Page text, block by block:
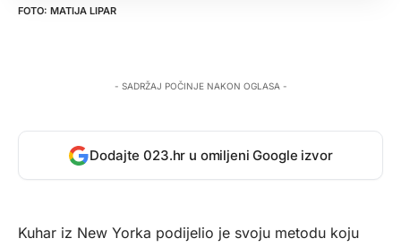
MATIJA LIPAR
- SADRŽAJ POČINJE NAKON OGLASA -
Dodajte 023.hr u omiljeni Google izvor
Kuhar iz New Yorka podijelio je svoju metodu koju